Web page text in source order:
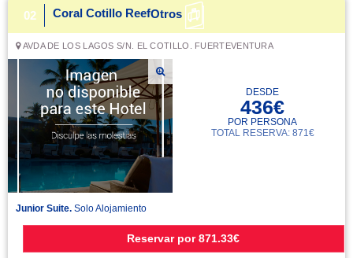
02 Coral Cotillo ReefOtros
AVDA DE LOS LAGOS S/N. EL COTILLO. FUERTEVENTURA
DESDE
436€
POR PERSONA
TOTAL RESERVA: 871€
Junior Suite. Solo Alojamiento
Reservar por 871.33€